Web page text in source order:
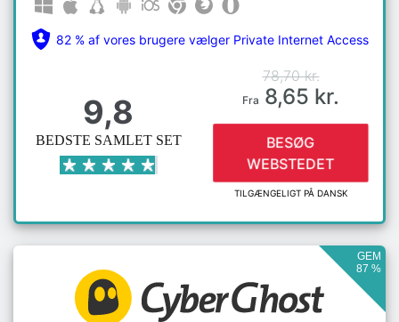
82 % af vores brugere vælger Private Internet Access
9,8
BEDSTE SAMLET SET
78,70 kr.
Fra 8,65 kr.
BESØG
WEBSTEDET
TILGÆNGELIGT PÅ DANSK
GEM
87 %